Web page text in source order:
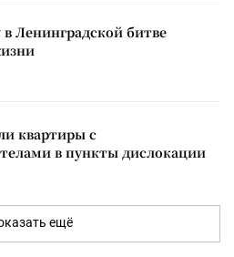
Ленинградской битве
квартиры с
в пункты дислокации
ещё